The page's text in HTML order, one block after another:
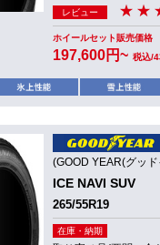
レビュー
ホイールセット販売価格
197,600円~ 税込/
(GOOD YEAR(グッ
ICE NAVI SUV
265/55R19
在庫・納期